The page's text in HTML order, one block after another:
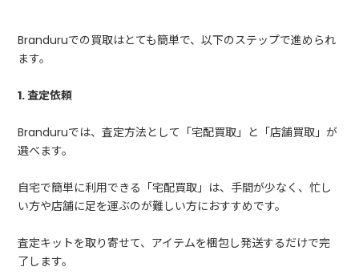
Branduruでの買取はとても簡単で、以下のステップで進められ
ます。
1. 査定依頼
Branduruでは、査定方法として「宅配買取」と「店舗買取」が
選べます。
自宅で簡単に利用できる「宅配買取」は、手間が少なく、忙し
い方や店舗に足を運ぶのが難しい方におすすめです。
査定キットを取り寄せて、アイテムを梱包し発送するだけで完
了します。